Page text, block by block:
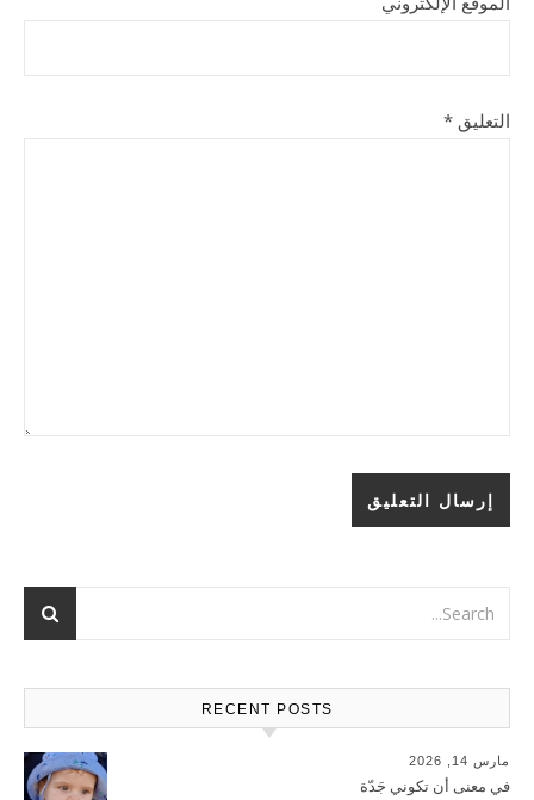
التعليق *
RECENT POSTS
مارس 14, 2026
في معنى أن تكوني جَدّة